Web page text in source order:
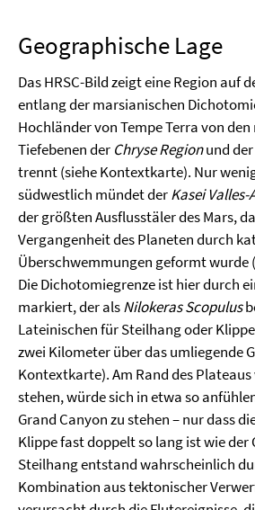
Geographische Lage
Das HRSC-Bild zeigt eine Region auf
entlang der marsianischen
Hochländer von Tempe Terra von
Tiefebenen der Chryse Regionund der
trennt (siehe Kontextkarte). Nur
südwestlich mündet derKasei
der größten Ausflusstäler des Mars,
Vergangenheit des Planeten durch
Überschwemmungen geformt wurde
Die Dichotomiegrenze ist hier durch
markiert, der alsNilokeras Scopulus
Lateinischen für Steilhang oder
zwei Kilometer über das umliegende
Kontextkarte). Am Rand des Plateaus
stehen, würde sich in etwa so
Grand Canyon zu stehen – nur dass
Klippe fast doppelt so lang ist wie der
Steilhang entstand wahrscheinlich
Kombination aus tektonischer